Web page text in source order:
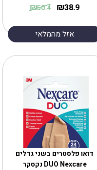
38.9
₪
50.4
₪
אזל מהמלאי
דואו פלסטרים בשני גדלים
DUO Nexcare נקסקר